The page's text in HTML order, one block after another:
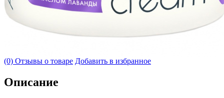
(0) Отзывы о товаре Добавить в избранное
Описание